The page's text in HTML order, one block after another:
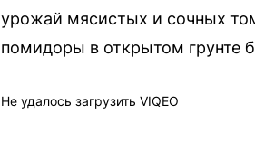
урожай мясистых и сочных
помидоры в открытом грунте
Не удалось загрузить VIQEO